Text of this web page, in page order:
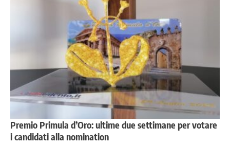
Premio Primula d’Oro: ultime due settimane per votare
i candidati alla nomination